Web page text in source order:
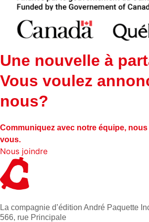
Une nouvelle à
Vous voulez
nous?
Communiquez avec notre équipe,
vous.
Nous joindre
La compagnie d’édition André Paquette
566, rue Principale